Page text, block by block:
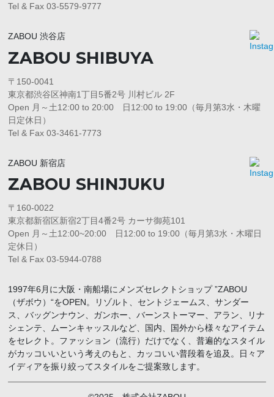
Tel & Fax 03-5579-9777
ZABOU 渋谷店
ZABOU SHIBUYA
〒150-0041
東京都渋谷区神南1丁目5番2号 川村ビル 2F
Open 月～土12:00 to 20:00 日12:00 to 19:00（毎月第3水・木曜
日定休日）
Tel & Fax 03-3461-7773
ZABOU 新宿店
ZABOU SHINJUKU
〒160-0022
東京都新宿区新宿2丁目4番2号 カーサ御苑101
Open 月～土12:00~20:00 日12:00 to 19:00（毎月第3水・木曜日
定休日）
Tel & Fax 03-5944-0788
1997年6月に大阪・南船場にメンズセレクトショップ ”ZABOU
（ザボウ）“をOPEN。リゾルト、セントジェームス、サンダー
ス、バッグンナウン、ガンホー、バーンストーマー、アラン、リナ
シェンテ、ムーンキャッスルなど、国内、国外から様々なアイテム
をセレクト。ファッション（流行）だけでなく、普遍的なスタイル
がカッコいいという考えのもと、カッコいい普段着を追及。日々ア
イディアを振り絞ってスタイルをご提案致します。